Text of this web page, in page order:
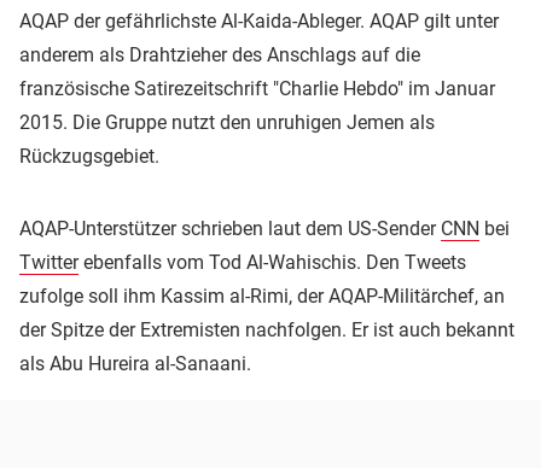
AQAP der gefährlichste Al-Kaida-Ableger. AQAP gilt unter
anderem als Drahtzieher des Anschlags auf die
französische Satirezeitschrift "Charlie Hebdo" im Januar
2015. Die Gruppe nutzt den unruhigen Jemen als
Rückzugsgebiet.
AQAP-Unterstützer schrieben laut dem US-Sender CNN bei
Twitterebenfalls vom Tod Al-Wahischis. Den Tweets
zufolge soll ihm Kassim al-Rimi, der AQAP-Militärchef, an
der Spitze der Extremisten nachfolgen. Er ist auch bekannt
als Abu Hureira al-Sanaani.